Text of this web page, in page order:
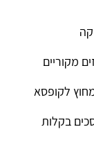
מקוריים
בקלות